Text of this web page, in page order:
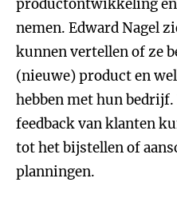
productontwikkeling
nemen. Edward Nagel
kunnen vertellen of ze
(nieuwe) product en
hebben met hun
feedback van klanten
tot het bijstellen of
planningen.